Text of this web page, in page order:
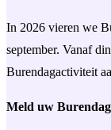
In 2026 vieren we
september. Vanaf
Burendagactiviteit
Meld uw